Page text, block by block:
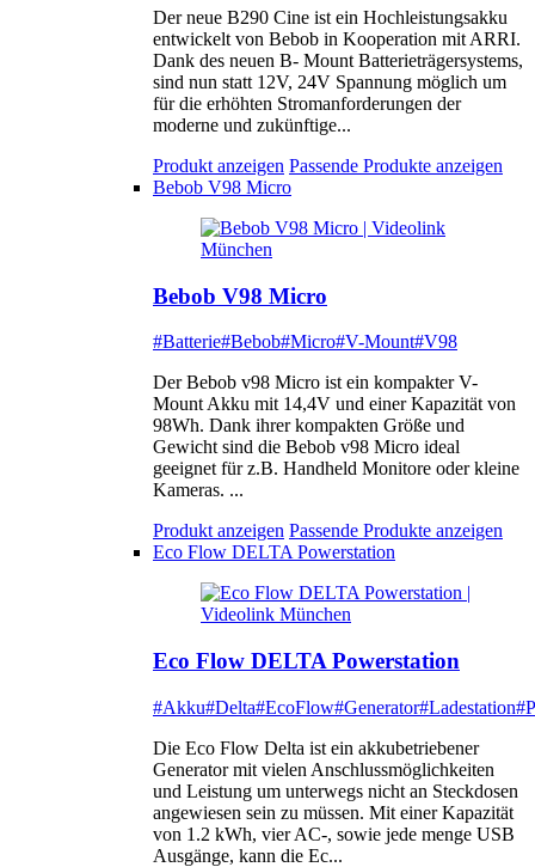
Der neue B290 Cine ist ein Hochleistungsakku
entwickelt von Bebob in Kooperation mit ARRI.
Dank des neuen B- Mount Batterieträgersystems,
sind nun statt 12V, 24V Spannung möglich um
für die erhöhten Stromanforderungen der
moderne und zukünftige...
Produkt anzeigen Passende Produkte anzeigen
Bebob V98 Micro
Bebob V98 Micro
#Batterie#Bebob#Micro#V-Mount#V98
Der Bebob v98 Micro ist ein kompakter V-
Mount Akku mit 14,4V und einer Kapazität von
98Wh. Dank ihrer kompakten Größe und
Gewicht sind die Bebob v98 Micro ideal
geeignet für z.B. Handheld Monitore oder kleine
Kameras. ...
Produkt anzeigen Passende Produkte anzeigen
Eco Flow DELTA Powerstation
Eco Flow DELTA Powerstation
#Akku#Delta#EcoFlow#Generator#Ladestation
Die Eco Flow Delta ist ein akkubetriebener
Generator mit vielen Anschlussmöglichkeiten
und Leistung um unterwegs nicht an Steckdosen
angewiesen sein zu müssen. Mit einer Kapazität
von 1.2 kWh, vier AC-, sowie jede menge USB
Ausgänge, kann die Ec...